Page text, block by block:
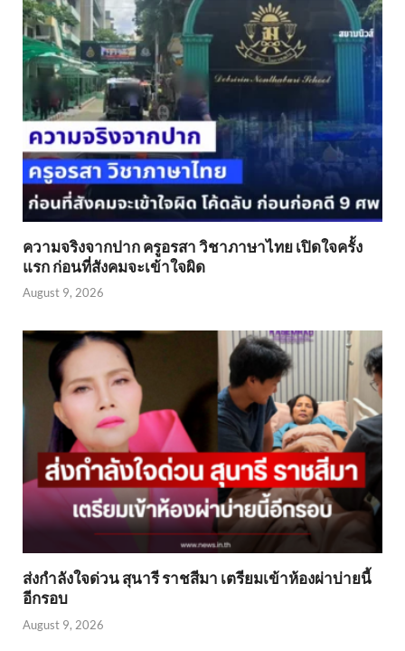
ความจริงจากปาก ครูอรสา วิชาภาษาไทย เปิดใจครั้ง
แรก ก่อนที่สังคมจะเข้าใจผิด
August 9, 2026
ส่งกำลังใจด่วน สุนารี ราชสีมา เตรียมเข้าห้องผ่าบ่ายนี้
อีกรอบ
August 9, 2026